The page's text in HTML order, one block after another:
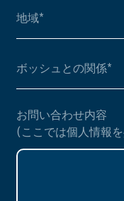
お問い合わせ内容
(ここでは個人情報